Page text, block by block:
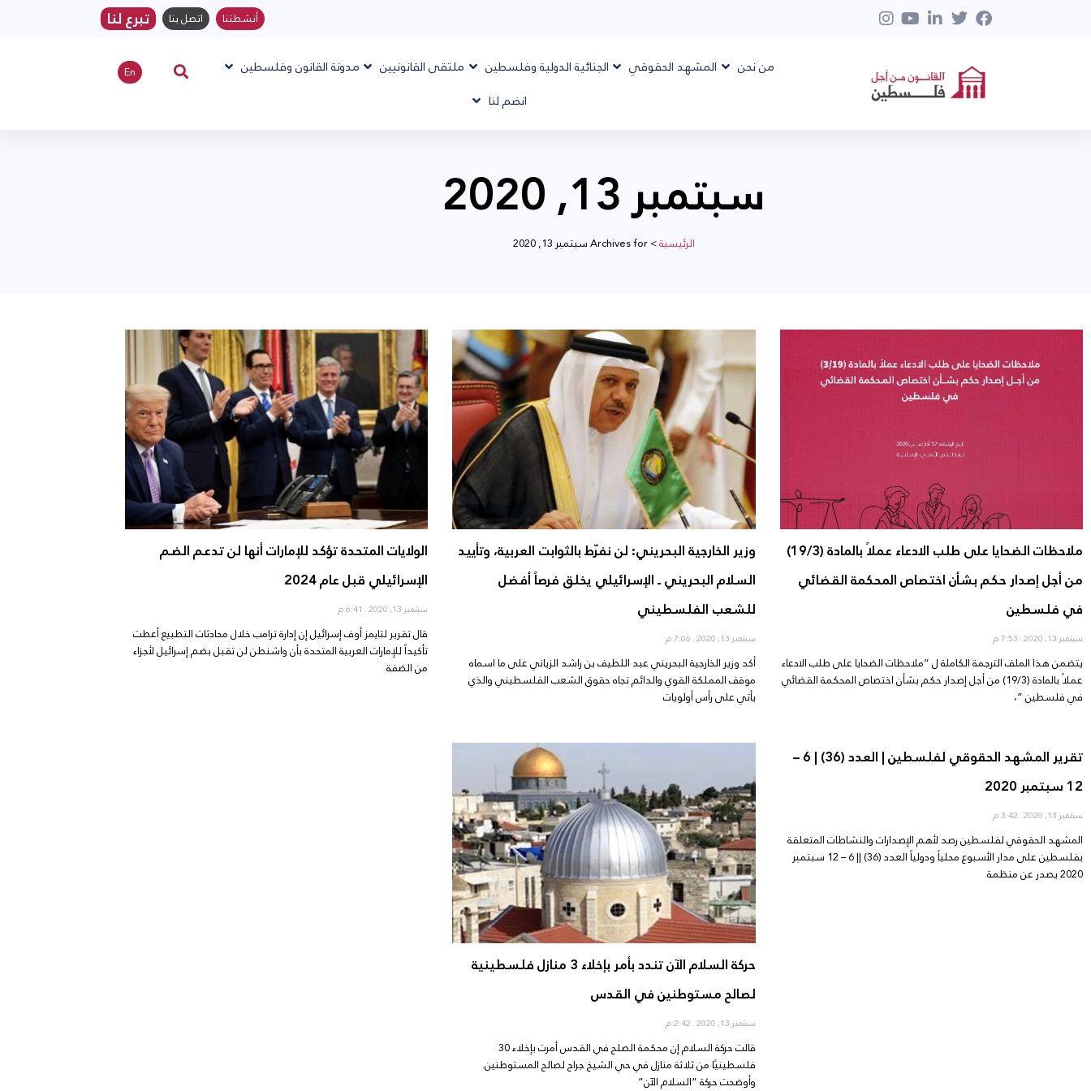
أنشطتنا اتصل بنا تبرع لنا
من نحن المشهد الحقوقي الجنائية الدولية وفلسطين ملتقى القانونيين مدونة القانون وفلسطين
انضم لنا
En
سبتمبر 13, 2020
الرئيسية>Archives for سبتمبر 13, 2020
ملاحظات الضحايا على طلب الادعاء عملاً بالمادة (19/3)
من أجل إصدار حكم بشأن اختصاص المحكمة القضائي
في فلسطين
سبتمبر 13, 2020
يتضمن هذا الملف الترجمة الكاملة ل “ملاحظات الضحايا على طلب الادعاء
عملاً بالمادة (19/3) من أجل إصدار حكم بشأن اختصاص المحكمة القضائي
في فلسطين ”،
وزير الخارجية البحريني: لن نفرّط بالثوابت العربية، وتأييد
السلام البحريني ـ الإسرائيلي يخلق فرصاً أفضل
للشعب الفلسطيني
سبتمبر 13, 2020
أكد وزير الخارجية البحريني عبد اللطيف بن راشد الزياني على ما اسماه
موقف المملكة القوي والدائم تجاه حقوق الشعب الفلسطيني والذي
يأتي على رأس أولويات
الولايات المتحدة تؤكد للإمارات أنها لن تدعم الضم
الإسرائيلي قبل عام 2024
سبتمبر 13, 2020
قال تقرير لتايمز أوف إسرائيل إن إدارة ترامب خلال محادثات التطبيع أعطت
تأكيداً للإمارات العربية المتحدة بأن واشنطن لن تقبل بضم إسرائيل لأجزاء
من الضفة
تقرير المشهد الحقوقي لفلسطين | العدد (36) | 6 –
12 سبتمبر 2020
سبتمبر 13, 2020
المشهد الحقوقي لفلسطين رصد لأهم الإصدارات والنشاطات المتعلقة
بفلسطين على مدار الأسبوع محلياً ودولياً العدد (36) || 6 – 12 سبتمبر
2020 يصدر عن منظمة
حركة السلام الآن تندد بأمر بإخلاء 3 منازل فلسطينية
لصالح مستوطنين في القدس
سبتمبر 13, 2020
قالت حركة السلام إن محكمة الصلح في القدس أمرت بإخلاء 30
فلسطينيًا من ثلاثة منازل في حي الشيخ جراح لصالح المستوطنين.
وأوضحت حركة “السلام الآن”